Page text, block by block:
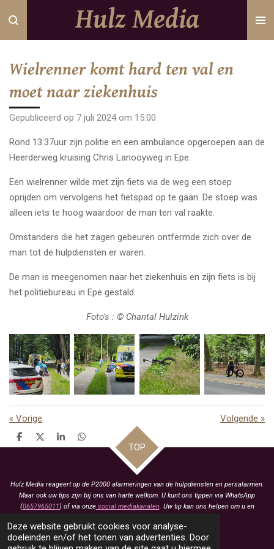
Deze website gebruikt cookies voor analyse-
doeleinden en/of het tonen van advertenties. Door
Ga
direct
hoofdinhoud
Hulz Media
Wielrenner komt hard ten val en
moet naar ziekenhuis
Gepubliceerd op 7 juli 2024 om 15:00
Rond 13:37uur zijn politie en een ambulance opgeroepen aan de
Heerderweg kruising Chris Lanooyweg in Epe.
Een wielrenner wilde met zijn fiets via de weg een stoep
oprijden om vervolgens het fietspad op te gaan. De stoep was
alleen iets te hoog waardoor de man ten val raakte.
Omstanders die het zagen gebeuren ontfermde zich over de
man tot de hulpdiensten er waren.
De man is meegenomen naar het ziekenhuis en zijn fiets is bij
het politiebureau in Epe gestald.
Foto's : © Chantal Hulzink
« Vorige Volgende »
D
e
D
e
S
h
D
e
TOP
Hulz Media reageert op de P2000 alarmeringen van de hulpdiensten en persalarmen.
Maar ook uw tips zijn bij ons van harte welkom. U kunt ons tippen via WhatsApp
(0657965011) of via onzesocial mediakanalen. Uw tip kan ons helpen om u en
KVK: 93463413